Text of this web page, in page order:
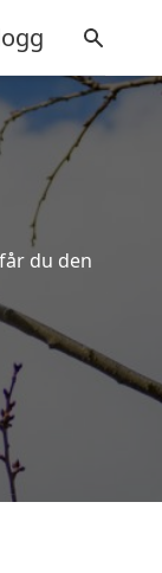
du den